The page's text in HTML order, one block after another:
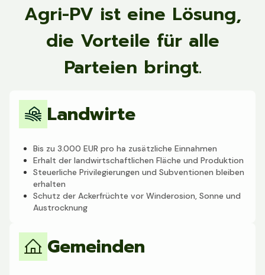
Agri-PV ist eine Lösung,
die Vorteile für alle
Parteien bringt.
Landwirte
Bis zu 3.000 EUR pro ha zusätzliche Einnahmen
Erhalt der landwirtschaftlichen Fläche und Produktion
Steuerliche Privilegierungen und Subventionen bleiben
erhalten
Schutz der Ackerfrüchte vor Winderosion, Sonne und
Austrocknung
Gemeinden